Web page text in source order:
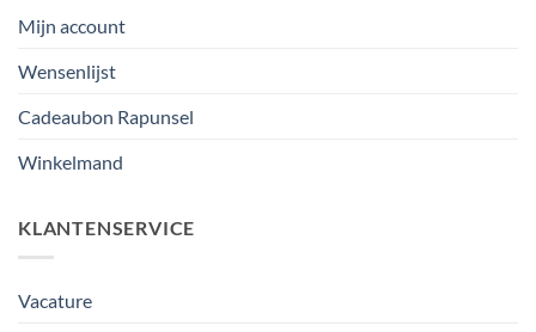
Mijn account
Wensenlijst
Cadeaubon Rapunsel
Winkelmand
KLANTENSERVICE
Vacature